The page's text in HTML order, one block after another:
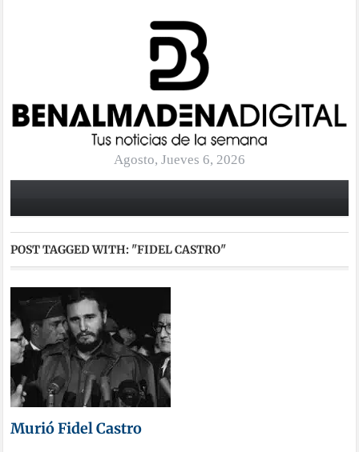
Agosto, Jueves 6, 2026
POST TAGGED WITH: "FIDEL CASTRO"
Murió Fidel Castro